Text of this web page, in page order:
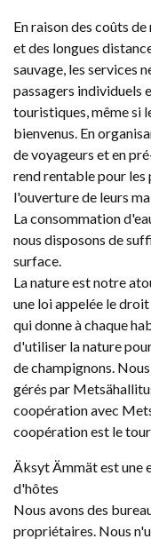
En raison des coûts
et des longues
sauvage, les services
passagers individuels
touristiques, même si
bienvenus. En
de voyageurs et en
rend rentable pour les
l'ouverture de leurs
La consommation
nous disposons de
surface.
La nature est notre
une loi appelée le
qui donne à chaque
d'utiliser la nature
de champignons.
gérés par
coopération avec
coopération est le
Äksyt Ämmät est une
d'hôtes
Nous avons des
propriétaires. Nous